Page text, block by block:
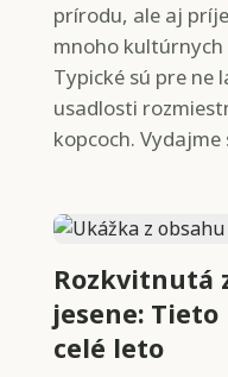
prírodu, ale aj
mnoho
Typické sú pre ne
usadlosti
kopcoch. Vydajme
Rozkvitnutá
jesene:
celé leto